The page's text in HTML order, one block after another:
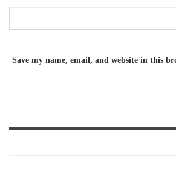
Save my name, email, and website in this